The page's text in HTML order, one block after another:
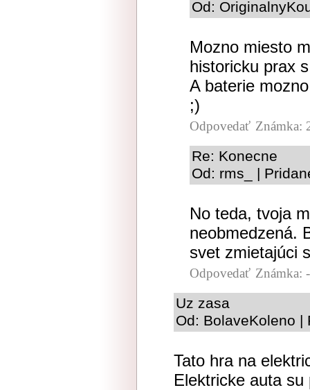
Od:
Mozno miesto
historicku prax
A baterie
;)
Odpovedať Známka:
Re: Konecne
Od: rms_ |
No teda, tvoja
neobmedzená.
svet zmietajúci
Odpovedať Známka:
Uz zasa
Od: BolaveKoleno |
Tato hra na
Elektricke auta